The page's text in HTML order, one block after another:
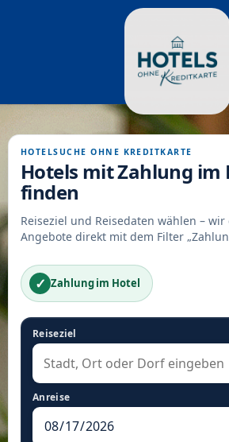
HOTELSUCHE OHNE KREDITKARTE
Hotels mit Zahlung im
finden
Reiseziel und Reisedaten wählen –
Angebote direkt mit dem Filter
✓ Zahlung im Hotel
Reiseziel
Anreise